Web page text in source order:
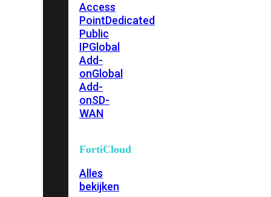
Access
PointDedicated
Public
IPGlobal
Add-
onGlobal
Add-
onSD-
WAN
FortiCloud
Alles
bekijken